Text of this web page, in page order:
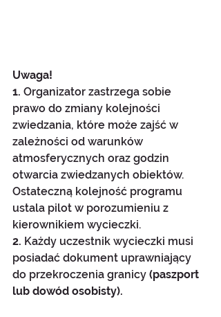
Uwaga!
1. Organizator zastrzega sobie
prawo do zmiany kolejności
zwiedzania, które może zajść w
zależności od warunków
atmosferycznych oraz godzin
otwarcia zwiedzanych obiektów.
Ostateczną kolejność programu
ustala pilot w porozumieniu z
kierownikiem wycieczki.
2. Każdy uczestnik wycieczki musi
posiadać dokument uprawniający
do przekroczenia granicy (paszport
lub dowód osobisty).